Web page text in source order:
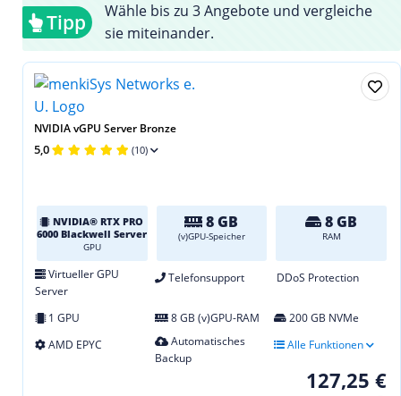
Tipp
Wähle bis zu 3 Angebote und vergleiche
sie miteinander.
NVIDIA vGPU Server Bronze
5,0 (10)
NVIDIA® RTX PRO
6000 Blackwell Server
GPU
8 GB
(v)GPU-Speicher
8 GB
RAM
Virtueller GPU
Server
Telefonsupport DDoS Protection
1 GPU 8 GB (v)GPU-RAM
200 GB NVMe
AMD EPYC
Automatisches
Backup
Alle Funktionen
127,25 €